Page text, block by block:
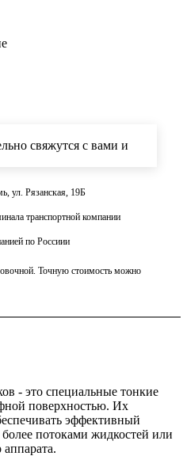
свяжутся с вами и
ул. Рязанская, 19Б
транспортной компании
по Россиии
Точную стоимость можно
- это специальные тонкие
поверхностью. Их
эффективный
потоками жидкостей или